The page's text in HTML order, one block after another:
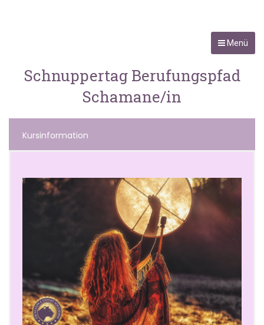
Menü
Schnuppertag Berufungspfad
Schamane/in
Kursinformation